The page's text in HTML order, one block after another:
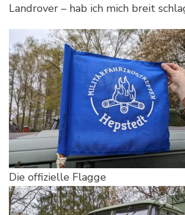
Landrover – hab ich mich breit
Die offizielle Flagge